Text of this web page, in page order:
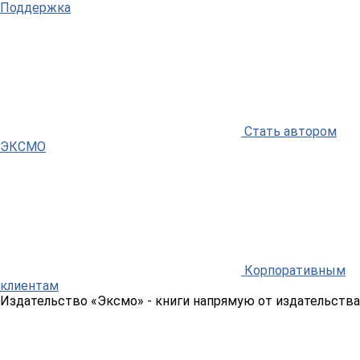
Поддержка
Стать автором
ЭКСМО
Корпоративным
клиентам
Издательство «Эксмо» - книги напрямую от издательства